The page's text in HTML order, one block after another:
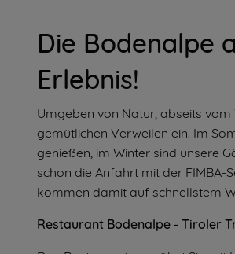
Die Bodenalpe
Erlebnis!
Umgeben von Natur, abseits
gemütlichen Verweilen ein. Im
genießen, im Winter sind unsere
schon die Anfahrt mit der FIMBA-
kommen damit auf schnellstem
Restaurant Bodenalpe - Tiroler